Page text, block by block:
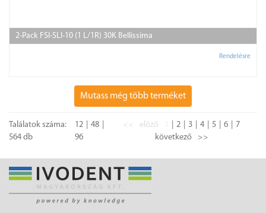
2-Pack FSI-SLI-10 (1 L/1R) 30K Bellissima
Rendelésre
Mutass még több terméket
Találatok száma:
564 db
12
48
96
<< előző 2 3 4 5 6
7
következő
>>